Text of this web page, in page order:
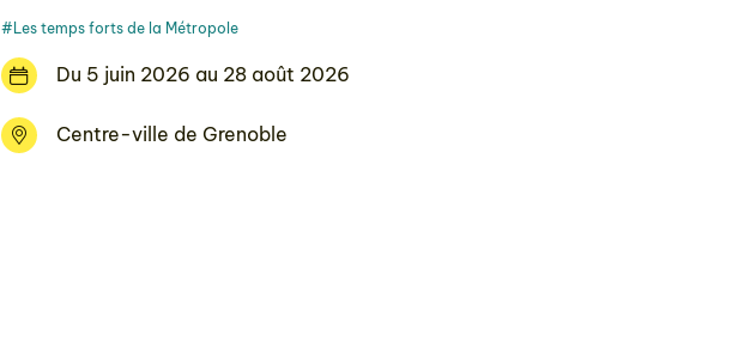
#Les temps forts de la Métropole
Du 5 juin 2026 au 28 août 2026
Centre-ville de Grenoble